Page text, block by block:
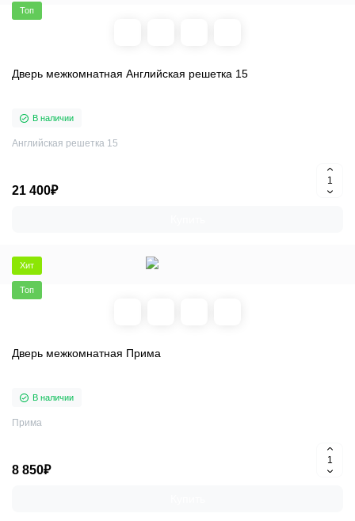
Топ
Дверь межкомнатная Английская решетка 15
В наличии
Английская решетка 15
21 400₽
Хит
Топ
Дверь межкомнатная Прима
В наличии
Прима
8 850₽